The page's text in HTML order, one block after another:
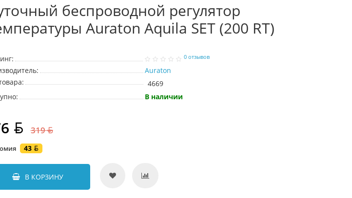
беспроводной регулятор
Auraton Aquila SET (200 RT)
0 отзывов
Auraton
4669
В наличии
319
43
В КОРЗИНУ